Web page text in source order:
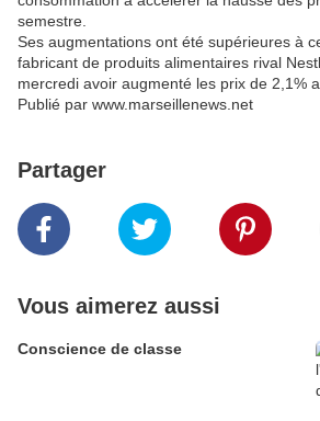
semestre.
Ses augmentations ont été supérieures à
fabricant de produits alimentaires rival
mercredi avoir augmenté les prix de 2,1%
Publié par www.marseillenews.net
Partager
Vous aimerez aussi
Conscience de classe